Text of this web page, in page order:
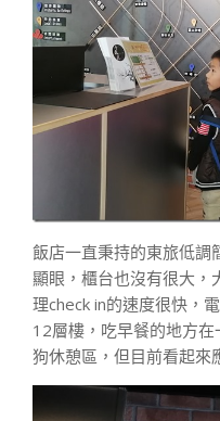
飯店一直秉持的東旅低調
顯眼，櫃台也沒有很大，
理check in的速度很快，
12層樓，吃早餐的地方
狗休憩區，但目前看起來